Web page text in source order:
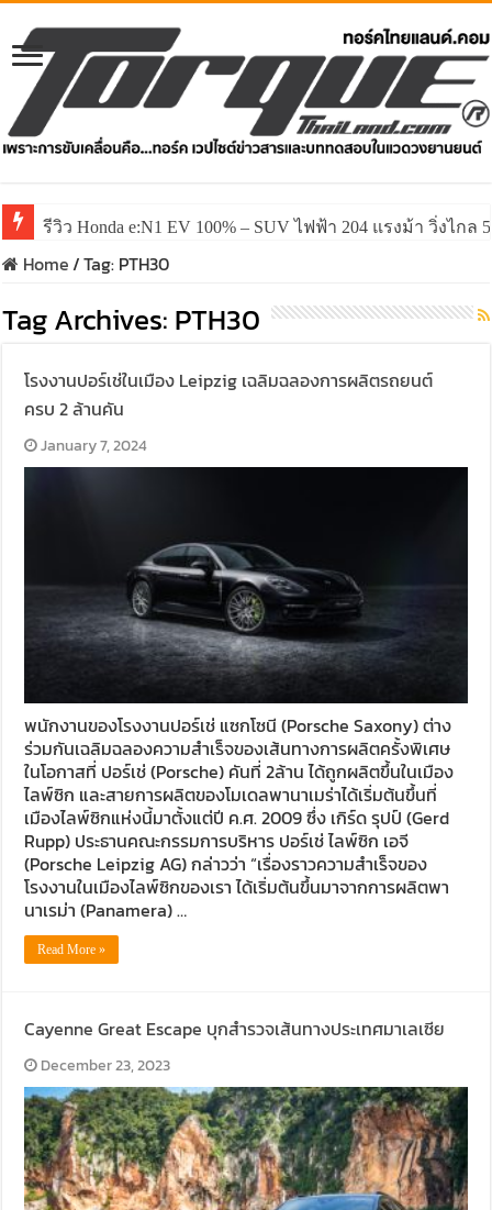
รีวิว Honda e:N1 EV 100% – SUV ไฟฟ้า 204 แรงม้า วิ่งไกล
รีวิว ลองขับ All New GWM HAVAL H6 ปรับโฉมหน้าใหม่
Home/Tag: PTH30
Tag Archives: PTH30
โรงงานปอร์เช่ในเมือง Leipzig เฉลิมฉลองการผลิตรถยนต์
ครบ 2 ล้านคัน
January 7, 2024
พนักงานของโรงงานปอร์เช่ แซกโซนี (Porsche Saxony) ต่าง
ร่วมกันเฉลิมฉลองความสำเร็จของเส้นทางการผลิตครั้งพิเศษ
ในโอกาสที่ ปอร์เช่ (Porsche) คันที่ 2ล้าน ได้ถูกผลิตขึ้นในเมือง
ไลพ์ซิก และสายการผลิตของโมเดลพานาเมร่าได้เริ่มต้นขึ้นที่
เมืองไลพ์ซิกแห่งนี้มาตั้งแต่ปี ค.ศ. 2009 ซึ่ง เกิร์ด รุปป์ (Gerd
Rupp) ประธานคณะกรรมการบริหาร ปอร์เช่ ไลพ์ซิก เอจี
(Porsche Leipzig AG) กล่าวว่า “เรื่องราวความสำเร็จของ
โรงงานในเมืองไลพ์ซิกของเรา ได้เริ่มต้นขึ้นมาจากการผลิตพา
นาเรม่า (Panamera) …
Read More »
Cayenne Great Escape บุกสำรวจเส้นทางประเทศมาเลเซีย
December 23, 2023